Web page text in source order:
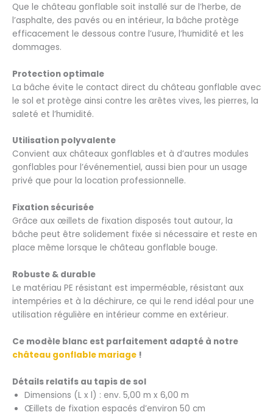
Que le château gonflable soit installé sur de l’herbe, de
l’asphalte, des pavés ou en intérieur, la bâche protège
efficacement le dessous contre l’usure, l’humidité et les
dommages.
Protection optimale
La bâche évite le contact direct du château gonflable avec
le sol et protège ainsi contre les arêtes vives, les pierres, la
saleté et l’humidité.
Utilisation polyvalente
Convient aux châteaux gonflables et à d’autres modules
gonflables pour l’événementiel, aussi bien pour un usage
privé que pour la location professionnelle.
Fixation sécurisée
Grâce aux œillets de fixation disposés tout autour, la
bâche peut être solidement fixée si nécessaire et reste en
place même lorsque le château gonflable bouge.
Robuste & durable
Le matériau PE résistant est imperméable, résistant aux
intempéries et à la déchirure, ce qui le rend idéal pour une
utilisation régulière en intérieur comme en extérieur.
Ce modèle blanc est parfaitement adapté à notre
château gonflable mariage !
Détails relatifs au tapis de sol
Dimensions (L x l) : env. 5,00 m x 6,00 m
Œillets de fixation espacés d’environ 50 cm